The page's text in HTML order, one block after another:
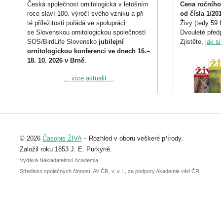
Česká společnost ornitologická v letošním
roce slaví 100. výročí svého vzniku a při
té příležitosti pořádá ve spolupráci
se Slovenskou ornitologickou společností
SOS/BirdLife Slovensko jubilejní
ornitologickou konferenci ve dnech 16.–
18. 10. 2026 v Brně.
Podrobnější informace ke konferenci
Registrovat se můžete do 6. září.
abstraktu přihlášené přednášky nebo
posteru je už 30. června.
... více aktualit ...
Cena
od čísla 1/
Živy (tedy 59
Dvouleté
Zjistěte, jak
© 2026 Časopis ŽIVA– Rozhled v oboru veškeré přírody.
Založil roku 1853 J. E. Purkyně.
Vydává Nakladatelství Academia,
Středisko společných činností AV ČR, v. v. i., za podpory Akademie věd ČR.